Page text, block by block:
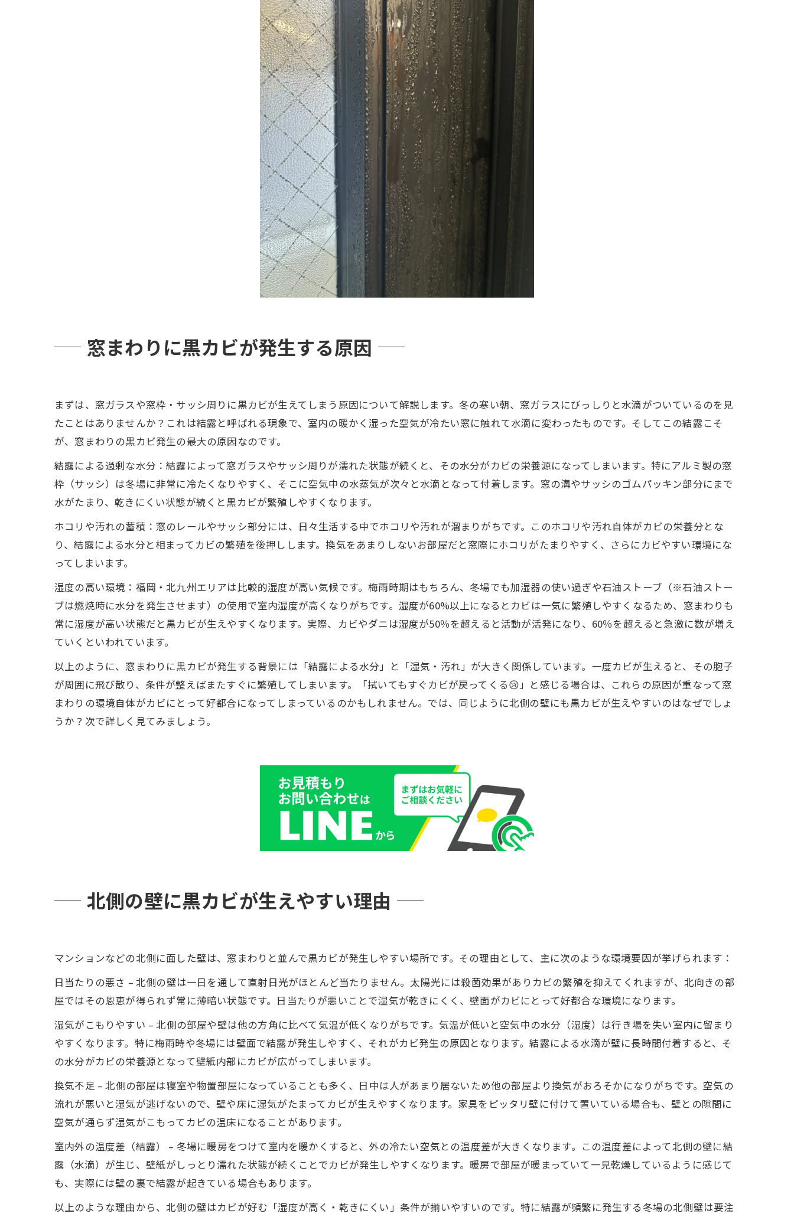
窓まわりに黒カビが発生する原因
まずは、窓ガラスや窓枠・サッシ周りに黒カビが生えてしまう原因について解説します。冬の寒い朝、窓ガラスにびっしりと水滴がついているのを見
たことはありませんか？これは結露と呼ばれる現象で、室内の暖かく湿った空気が冷たい窓に触れて水滴に変わったものです。そしてこの結露こそ
が、窓まわりの黒カビ発生の最大の原因なのです。
結露による過剰な水分：結露によって窓ガラスやサッシ周りが濡れた状態が続くと、その水分がカビの栄養源になってしまいます。特にアルミ製の窓
枠（サッシ）は冬場に非常に冷たくなりやすく、そこに空気中の水蒸気が次々と水滴となって付着します。窓の溝やサッシのゴムパッキン部分にまで
水がたまり、乾きにくい状態が続くと黒カビが繁殖しやすくなります。
ホコリや汚れの蓄積：窓のレールやサッシ部分には、日々生活する中でホコリや汚れが溜まりがちです。このホコリや汚れ自体がカビの栄養分とな
り、結露による水分と相まってカビの繁殖を後押しします。換気をあまりしないお部屋だと窓際にホコリがたまりやすく、さらにカビやすい環境にな
ってしまいます。
湿度の高い環境：福岡・北九州エリアは比較的湿度が高い気候です。梅雨時期はもちろん、冬場でも加湿器の使い過ぎや石油ストーブ（※石油ストー
ブは燃焼時に水分を発生させます）の使用で室内湿度が高くなりがちです。湿度が60%以上になるとカビは一気に繁殖しやすくなるため、窓まわりも
常に湿度が高い状態だと黒カビが生えやすくなります。実際、カビやダニは湿度が50％を超えると活動が活発になり、60％を超えると急激に数が増え
ていくといわれています。
以上のように、窓まわりに黒カビが発生する背景には「結露による水分」と「湿気・汚れ」が大きく関係しています。一度カビが生えると、その胞子
が周囲に飛び散り、条件が整えばまたすぐに繁殖してしまいます。「拭いてもすぐカビが戻ってくる😢」と感じる場合は、これらの原因が重なって窓
まわりの環境自体がカビにとって好都合になってしまっているのかもしれません。では、同じように北側の壁にも黒カビが生えやすいのはなぜでしょ
うか？次で詳しく見てみましょう。
北側の壁に黒カビが生えやすい理由
マンションなどの北側に面した壁は、窓まわりと並んで黒カビが発生しやすい場所です。その理由として、主に次のような環境要因が挙げられます：
日当たりの悪さ – 北側の壁は一日を通して直射日光がほとんど当たりません。太陽光には殺菌効果がありカビの繁殖を抑えてくれますが、北向きの部
屋ではその恩恵が得られず常に薄暗い状態です。日当たりが悪いことで湿気が乾きにくく、壁面がカビにとって好都合な環境になります。
湿気がこもりやすい – 北側の部屋や壁は他の方角に比べて気温が低くなりがちです。気温が低いと空気中の水分（湿度）は行き場を失い室内に留まり
やすくなります。特に梅雨時や冬場には壁面で結露が発生しやすく、それがカビ発生の原因となります。結露による水滴が壁に長時間付着すると、そ
の水分がカビの栄養源となって壁紙内部にカビが広がってしまいます。
換気不足 – 北側の部屋は寝室や物置部屋になっていることも多く、日中は人があまり居ないため他の部屋より換気がおろそかになりがちです。空気の
流れが悪いと湿気が逃げないので、壁や床に湿気がたまってカビが生えやすくなります。家具をピッタリ壁に付けて置いている場合も、壁との隙間に
空気が通らず湿気がこもってカビの温床になることがあります。
室内外の温度差（結露） – 冬場に暖房をつけて室内を暖かくすると、外の冷たい空気との温度差が大きくなります。この温度差によって北側の壁に結
露（水滴）が生じ、壁紙がしっとり濡れた状態が続くことでカビが発生しやすくなります。暖房で部屋が暖まっていて一見乾燥しているように感じて
も、実際には壁の裏で結露が起きている場合もあります。
以上のような理由から、北側の壁はカビが好む「湿度が高く・乾きにくい」条件が揃いやすいのです。特に結露が頻繁に発生する冬場の北側壁は要注